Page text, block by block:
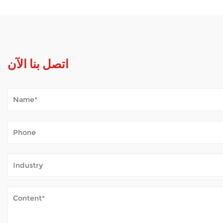
اتصل بنا الآن
كيف يتعامل سكوتر التنقل مع الطقس الخارجي؟
Dec 31, 2025